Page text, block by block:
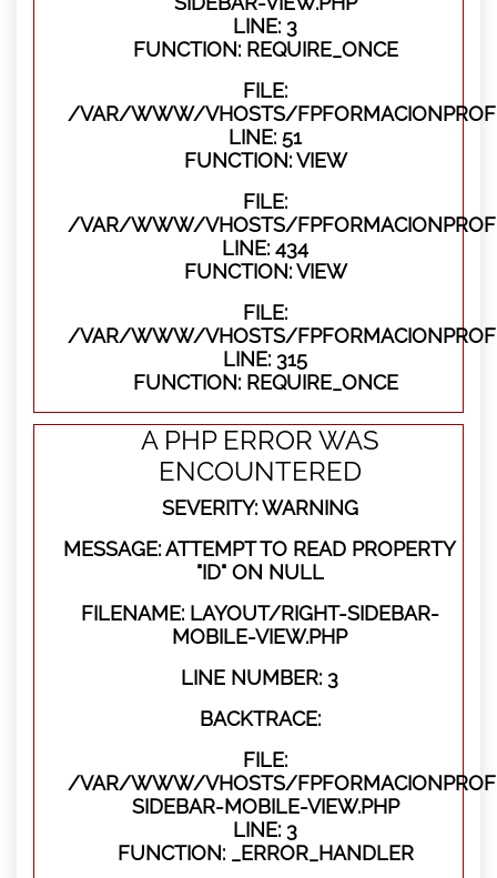
LINE: 3
FUNCTION: REQUIRE_ONCE
FILE:
/VAR/WWW/VHOSTS/
LINE: 51
FUNCTION: VIEW
FILE:
/VAR/WWW/VHOSTS/
LINE: 434
FUNCTION: VIEW
FILE:
/VAR/WWW/VHOSTS/
LINE: 315
FUNCTION: REQUIRE_ONCE
A PHP ERROR WAS
ENCOUNTERED
SEVERITY: WARNING
MESSAGE: ATTEMPT TO READ PROPERTY
"ID" ON NULL
FILENAME: LAYOUT/RIGHT-SIDEBAR-
MOBILE-VIEW.PHP
LINE NUMBER: 3
BACKTRACE:
FILE:
/VAR/WWW/VHOSTS/
SIDEBAR-MOBILE-VIEW.PHP
LINE: 3
FUNCTION: _ERROR_HANDLER